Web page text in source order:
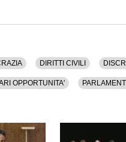
Occupazione, Pari Opportunita',
DIRITTI CIVILI
OPPORTUNITA'